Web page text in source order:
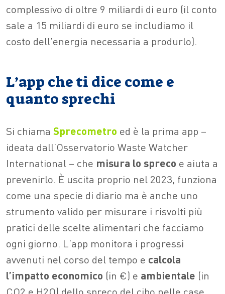
complessivo di oltre 9 miliardi di euro (il conto
sale a 15 miliardi di euro se includiamo il
costo dell’energia necessaria a produrlo).
L’app che ti dice come e
quanto sprechi
Si chiama Sprecometro ed è la prima app –
ideata dall’Osservatorio Waste Watcher
International – che misura lo spreco e aiuta a
prevenirlo. È uscita proprio nel 2023, funziona
come una specie di diario ma è anche uno
strumento valido per misurare i risvolti più
pratici delle scelte alimentari che facciamo
ogni giorno. L’app monitora i progressi
avvenuti nel corso del tempo e calcola
l’impatto economico (in €) e ambientale (in